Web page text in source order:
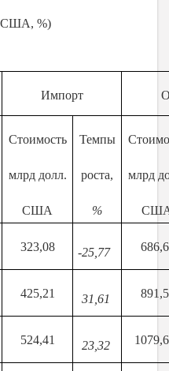
США, %)
Импорт
Стоимость
млрд долл.
США
Темпы
роста,
%
млрд
323,08 -25,77
425,21 31,61
524,41 23,32